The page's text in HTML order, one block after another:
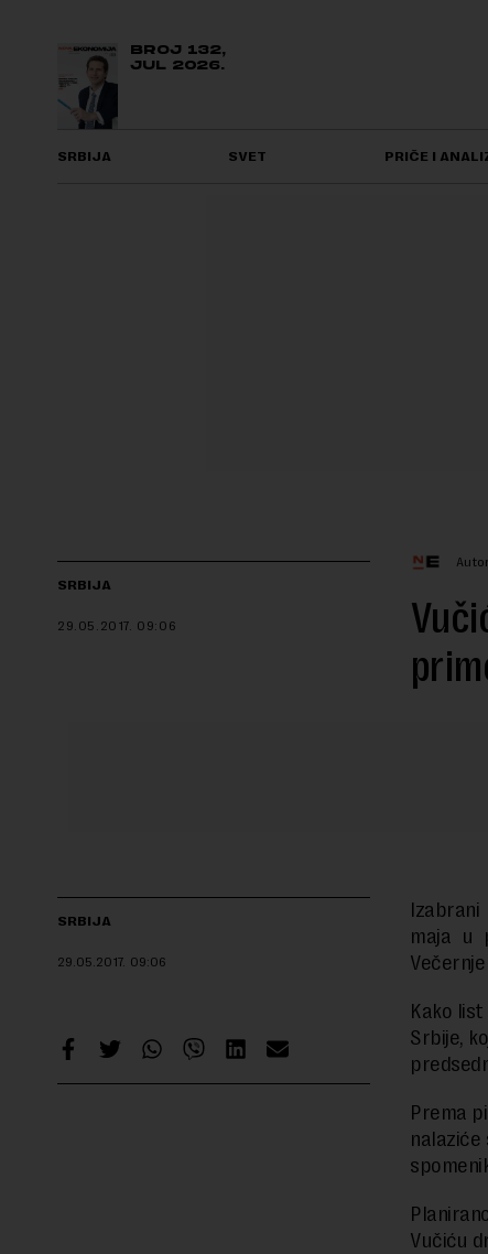
BROJ 132,
JUL 2026.
SRBIJA SVET PRIČE I
SRBIJA
29.05.2017. 09:06
SRBIJA
29.05.2017. 09:06
maja u
Kako
Srbije,
Prema
nalaziće
Vučiću